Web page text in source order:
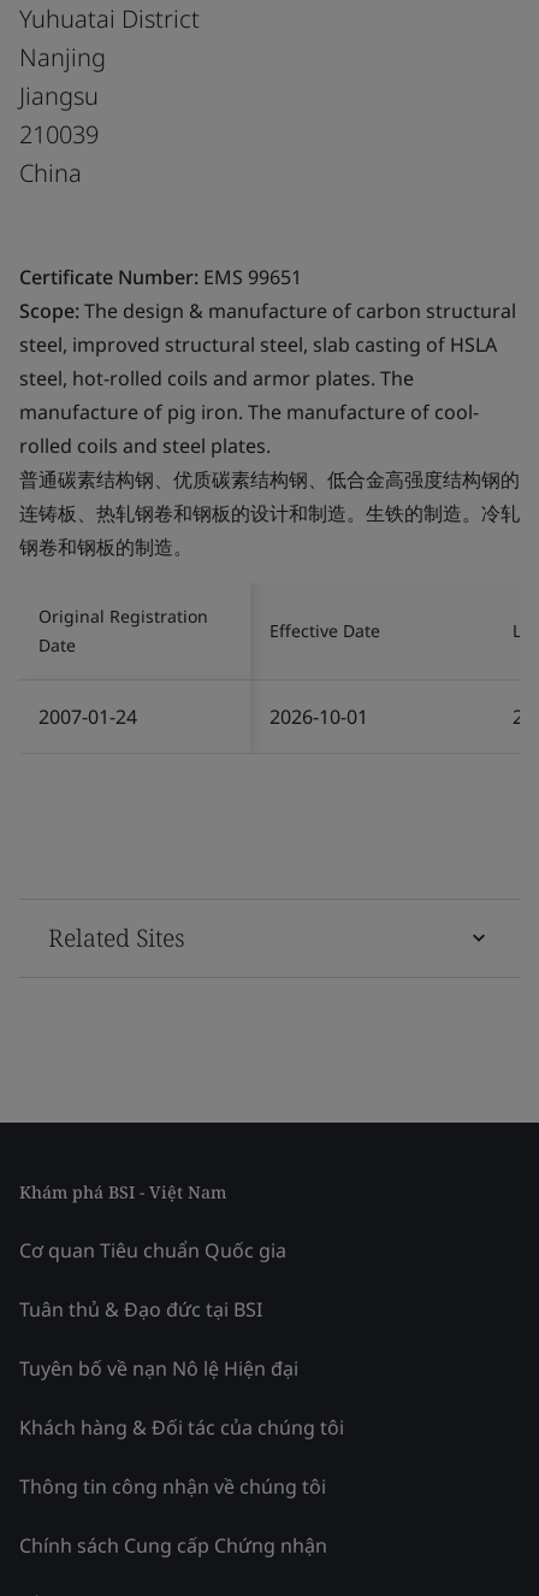
Yuhuatai District
Nanjing
Jiangsu
210039
China
Certificate Number: EMS 99651
Scope:The design & manufacture of carbon structural
steel, improved structural steel, slab casting of HSLA
steel, hot-rolled coils and armor plates. The
manufacture of pig iron. The manufacture of cool-
rolled coils and steel plates.
普通碳素结构钢、优质碳素结构钢、低合金高强度结构钢的
连铸板、热轧钢卷和钢板的设计和制造。生铁的制造。冷轧
钢卷和钢板的制造。
Original Registration
Date
Effective Date
2007-01-24 2026-10-01
Related Sites
Khám phá BSI - Việt Nam
Cơ quan Tiêu chuẩn Quốc gia
Tuân thủ & Đạo đức tại BSI
Tuyên bố về nạn Nô lệ Hiện đại
Khách hàng & Đối tác của chúng tôi
Thông tin công nhận về chúng tôi
Chính sách Cung cấp Chứng nhận